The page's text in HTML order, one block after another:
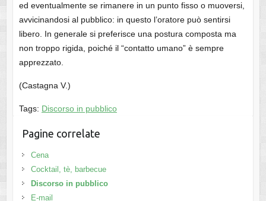
ed eventualmente se rimanere in un punto fisso o muoversi,
avvicinandosi al pubblico: in questo l’oratore può sentirsi
libero. In generale si preferisce una postura composta ma
non troppo rigida, poiché il “contatto umano” è sempre
apprezzato.
(Castagna V.)
Tags: Discorso in pubblico
Pagine correlate
Cena
Cocktail, tè, barbecue
Discorso in pubblico
E-mail